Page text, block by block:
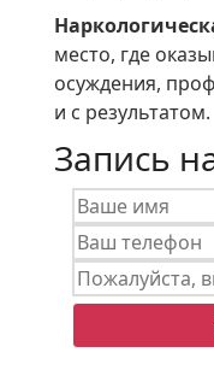
место, где
осуждения,
и с результатом.
Запись
Пожалуйста,
выберите